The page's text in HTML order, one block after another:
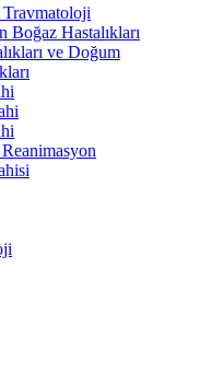
Boğaz Hastalıkları
ve Doğum